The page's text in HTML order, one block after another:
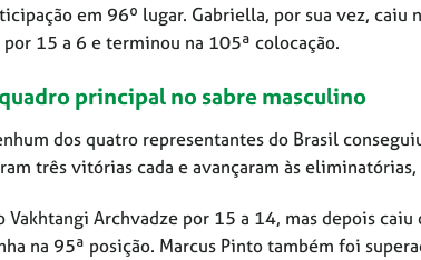
em 96º lugar. Gabriella, por sua vez,
15 a 6 e terminou na 105ª colocação.
principal no sabre masculino
dos quatro representantes do Brasil
três vitórias cada e avançaram às
Vakhtangi Archvadze por 15 a 14, mas depois
na 95ª posição. Marcus Pinto também foi